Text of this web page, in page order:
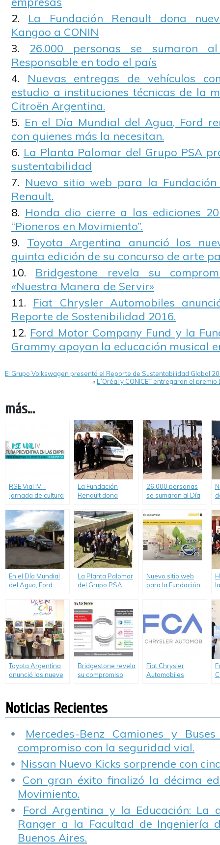
La Fundación Renault dona
Kangoo a CONIN
26.000 personas se sumaron
Responsable en todo el país
Nuevas entregas de vehículos
estudio a instituciones técnicas de la
Citroën Argentina.
En el Día Mundial del Agua, Ford
con quienes más la necesitan.
La Planta Palomar del Grupo PSA
sustentabilidad
Nuevo sitio web para la Fundación
Renault.
Honda dio cierre a las ediciones
“Pioneros en Movimiento”.
Toyota Argentina anunció los
quinta edición de su concurso de arte
Bridgestone revela su
«Nuestra Manera de Servir»
Fiat Chrysler Automobiles
Reporte de Sostenibilidad 2016.
Ford Motor Company Fund y la
Grammy apoyan la educación musical
El Grupo Volkswagen presentó el Reporte de Sustentabilidad Global
«L´Oréal y CONICET entregaron el premio
más...
RSE Vial IV –
Jornada de cultura
empresas
La Fundación
Renault dona
Renault Kangoo a
CONIN
26.000 personas
se sumaron al Día
Responsable en
todo el país
En el Día Mundial
del Agua, Ford
compromiso con
quienes más la
necesitan.
La Planta Palomar
del Grupo PSA
plan de
sustentabilidad
Nuevo sitio web
para la Fundación
Toyota Argentina
anunció los nueve
su concurso de
arte para niños y
jóvenes
Bridgestone revela
su compromiso
Fiat Chrysler
Automobiles
2016.
Noticias Recientes
Mercedes-Benz Camiones y
compromiso con la seguridad vial.
Nissan Nuevo Kicks sorprende con
Con gran éxito finalizó la décima
Movimiento.
Ford Argentina y la Educación: La
Ranger a la Facultad de Ingeniería
Buenos Aires.